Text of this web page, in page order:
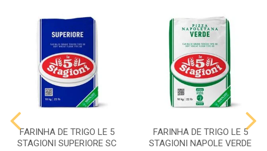
FARINHA DE TRIGO LE 5
STAGIONI SUPERIORE SC
FARINHA DE TRIGO LE 5
STAGIONI NAPOLE VERDE